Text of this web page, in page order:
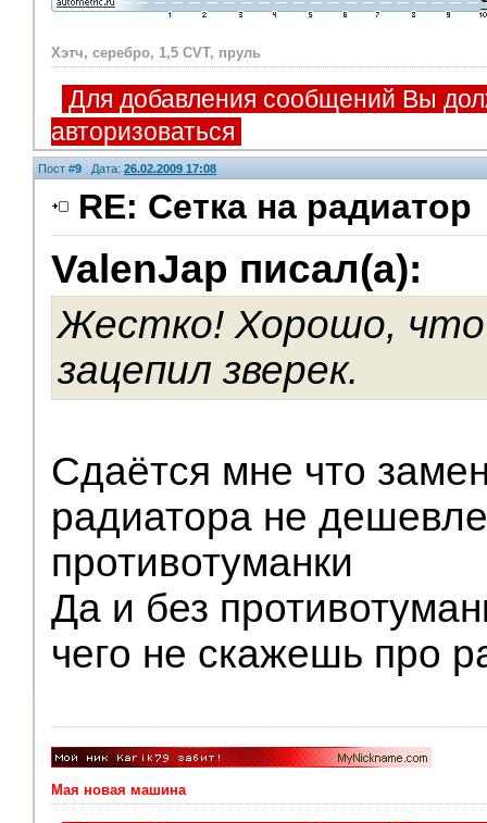
Хэтч, серебро, 1,5 CVT, пруль
Для добавления сообщений Вы
авторизоваться
Пост #9 Дата: 26.02.2009 17:08
RE: Сетка на радиатор
ValenJap писал(а):
Жестко! Хорошо, что
зацепил зверек.
Сдаётся мне что
радиатора не
противотуманки
Да и без
чего не скажешь про
V.I.P.
Мая новая машина